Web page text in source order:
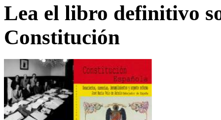
Lea el libro definitivo
Constitución